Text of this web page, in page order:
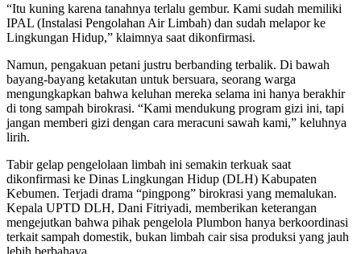
“Itu kuning karena tanahnya terlalu gembur. Kami sudah memiliki
IPAL (Instalasi Pengolahan Air Limbah) dan sudah melapor ke
Lingkungan Hidup,” klaimnya saat dikonfirmasi.
Namun, pengakuan petani justru berbanding terbalik. Di bawah
bayang-bayang ketakutan untuk bersuara, seorang warga
mengungkapkan bahwa keluhan mereka selama ini hanya berakhir
di tong sampah birokrasi. “Kami mendukung program gizi ini, tapi
jangan memberi gizi dengan cara meracuni sawah kami,” keluhnya
lirih.
Tabir gelap pengelolaan limbah ini semakin terkuak saat
dikonfirmasi ke Dinas Lingkungan Hidup (DLH) Kabupaten
Kebumen. Terjadi drama “pingpong” birokrasi yang memalukan.
Kepala UPTD DLH, Dani Fitriyadi, memberikan keterangan
mengejutkan bahwa pihak pengelola Plumbon hanya berkoordinasi
terkait sampah domestik, bukan limbah cair sisa produksi yang jauh
lebih berbahaya.